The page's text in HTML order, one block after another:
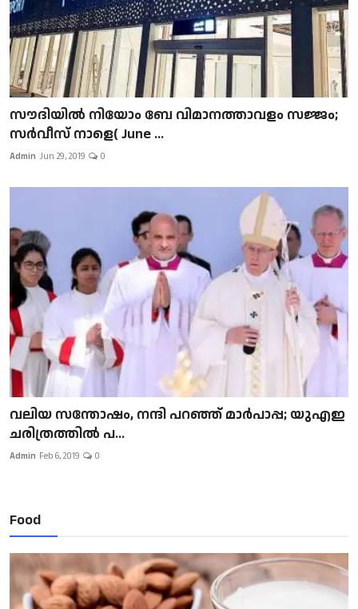
സൗദിയിൽ നിയോം ബേ വിമാനത്താവളം സജ്ജം;
സർവീസ് നാളെ( June ...
Admin Jun 29, 2019 0
വലിയ സന്തോഷം, നന്ദി പറഞ്ഞ് മാർപാപ്പ; യുഎഇ
ചരിത്രത്തിൽ പ...
Admin Feb 6, 2019 0
Food